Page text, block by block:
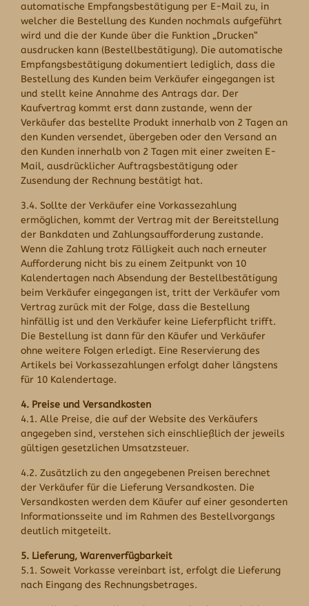
automatische Empfangsbestätigung per E-Mail zu, in
welcher die Bestellung des Kunden nochmals aufgeführt
wird und die der Kunde über die Funktion „Drucken“
ausdrucken kann (Bestellbestätigung). Die automatische
Empfangsbestätigung dokumentiert lediglich, dass die
Bestellung des Kunden beim Verkäufer eingegangen ist
und stellt keine Annahme des Antrags dar. Der
Kaufvertrag kommt erst dann zustande, wenn der
Verkäufer das bestellte Produkt innerhalb von 2 Tagen an
den Kunden versendet, übergeben oder den Versand an
den Kunden innerhalb von 2 Tagen mit einer zweiten E-
Mail, ausdrücklicher Auftragsbestätigung oder
Zusendung der Rechnung bestätigt hat.
3.4. Sollte der Verkäufer eine Vorkassezahlung
ermöglichen, kommt der Vertrag mit der Bereitstellung
der Bankdaten und Zahlungsaufforderung zustande.
Wenn die Zahlung trotz Fälligkeit auch nach erneuter
Aufforderung nicht bis zu einem Zeitpunkt von 10
Kalendertagen nach Absendung der Bestellbestätigung
beim Verkäufer eingegangen ist, tritt der Verkäufer vom
Vertrag zurück mit der Folge, dass die Bestellung
hinfällig ist und den Verkäufer keine Lieferpflicht trifft.
Die Bestellung ist dann für den Käufer und Verkäufer
ohne weitere Folgen erledigt. Eine Reservierung des
Artikels bei Vorkassezahlungen erfolgt daher längstens
für 10 Kalendertage.
4. Preise und Versandkosten
4.1. Alle Preise, die auf der Website des Verkäufers
angegeben sind, verstehen sich einschließlich der jeweils
gültigen gesetzlichen Umsatzsteuer.
4.2. Zusätzlich zu den angegebenen Preisen berechnet
der Verkäufer für die Lieferung Versandkosten. Die
Versandkosten werden dem Käufer auf einer gesonderten
Informationsseite und im Rahmen des Bestellvorgangs
deutlich mitgeteilt.
5. Lieferung, Warenverfügbarkeit
5.1. Soweit Vorkasse vereinbart ist, erfolgt die Lieferung
nach Eingang des Rechnungsbetrages.